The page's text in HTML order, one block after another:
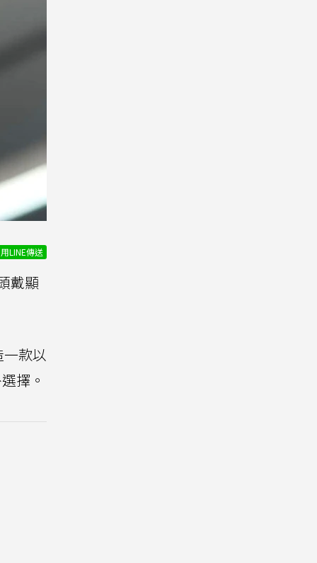
用LINE傳送
戴顯
款以
擇。